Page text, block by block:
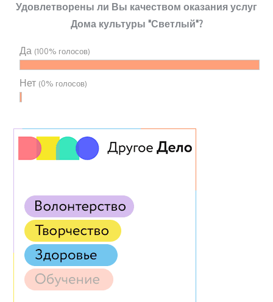
Удовлетворены ли Вы качеством оказания услуг
Дома культуры "Светлый"?
Да (100% голосов)
Нет (0% голосов)